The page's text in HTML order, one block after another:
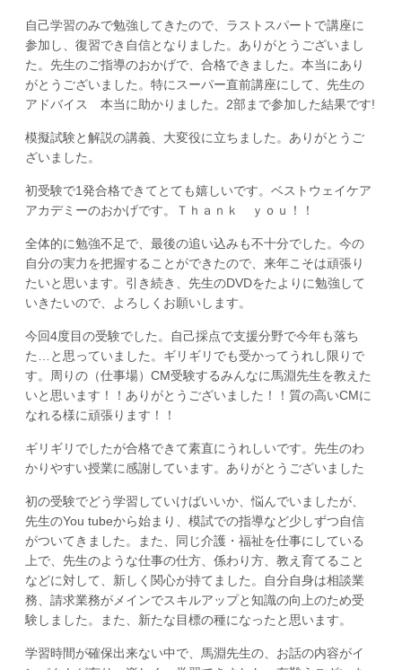
自己学習のみで勉強してきたので、ラストスパートで講座に
参加し、復習でき自信となりました。ありがとうございまし
た。先生のご指導のおかげで、合格できました。本当にあり
がとうございました。特にスーパー直前講座にして、先生の
アドバイス 本当に助かりました。2部まで参加した結果です!
模擬試験と解説の講義、大変役に立ちました。ありがとうご
ざいました。
初受験で1発合格できてとても嬉しいです。ベストウェイケア
アカデミーのおかげです。Ｔｈａｎｋ ｙｏｕ！！
全体的に勉強不足で、最後の追い込みも不十分でした。今の
自分の実力を把握することができたので、来年こそは頑張り
たいと思います。引き続き、先生のDVDをたよりに勉強して
いきたいので、よろしくお願いします。
今回4度目の受験でした。自己採点で支援分野で今年も落ち
た…と思っていました。ギリギリでも受かってうれし限りで
す。周りの（仕事場）CM受験するみんなに馬淵先生を教えた
いと思います！！ありがとうございました！！質の高いCMに
なれる様に頑張ります！！
ギリギリでしたが合格できて素直にうれしいです。先生のわ
かりやすい授業に感謝しています。ありがとうございました
初の受験でどう学習していけばいいか、悩んでいましたが、
先生のYou tubeから始まり、模試での指導など少しずつ自信
がついてきました。また、同じ介護・福祉を仕事にしている
上で、先生のような仕事の仕方、係わり方、教え育てること
などに対して、新しく関心が持てました。自分自身は相談業
務、請求業務がメインでスキルアップと知識の向上のため受
験しました。また、新たな目標の種になったと思います。
学習時間が確保出来ない中で、馬淵先生の、お話の内容がイ